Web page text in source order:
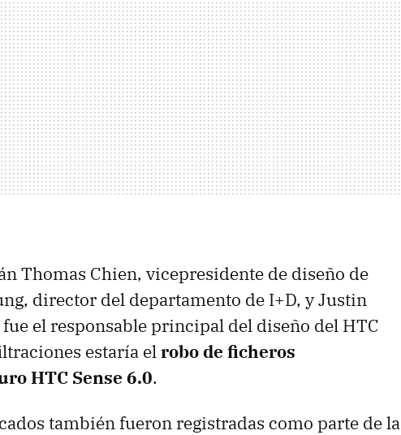
Thomas Chien, vicepresidente de diseño de
director del departamento de I+D, y Justin
el responsable principal del diseño del HTC
estaría elrobo de ficheros
HTC Sense 6.0.
también fueron registradas como parte de la